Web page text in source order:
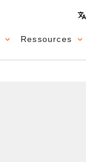
Ressources